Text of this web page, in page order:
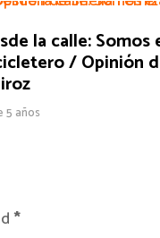
la calle: Somos
/ Opinión
5 años
*